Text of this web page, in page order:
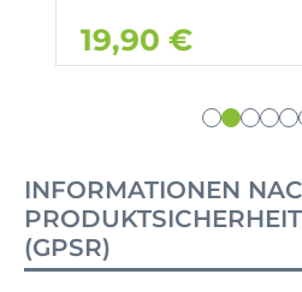
19,90 €
INFORMATIONEN
(GPSR)